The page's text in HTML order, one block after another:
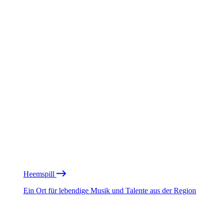
Heemspill
Ein Ort für lebendige Musik und Talente aus der Region